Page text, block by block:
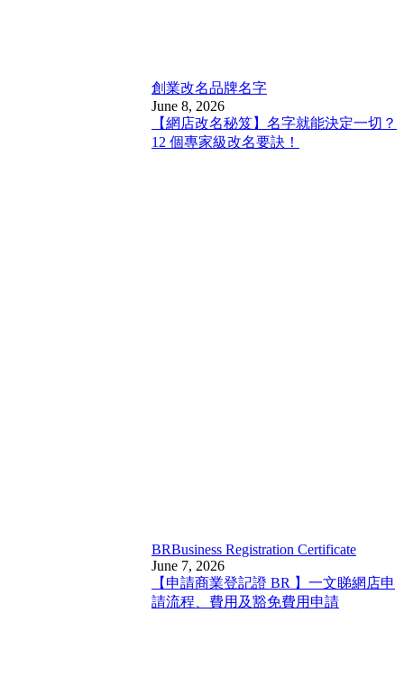
創業改名品牌名字
June 8, 2026
【網店改名秘笈】名字就能決定一切？
12 個專家級改名要訣！
BRBusiness Registration Certificate
June 7, 2026
【申請商業登記證 BR 】一文睇網店申
請流程、費用及豁免費用申請